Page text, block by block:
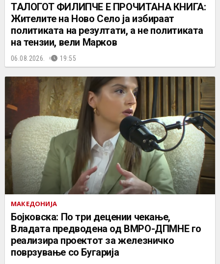
ТАЛОГОТ ФИЛИПЧЕ Е ПРОЧИТАНА КНИГА:
Жителите на Ново Село ја избираат
политиката на резултати, а не политиката
на тензии, вели Марков
06.08.2026. 19:55
МАКЕДОНИЈА
Бојковска: По три децении чекање,
Владата предводена од ВМРО-ДПМНЕ го
реализира проектот за железничко
поврзување со Бугарија